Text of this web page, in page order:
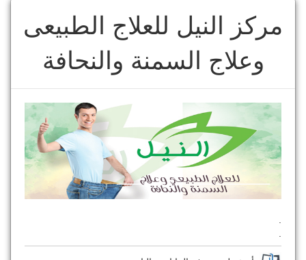
مركز النيل للعلاج الطبيعى
وعلاج السمنة والنحافة